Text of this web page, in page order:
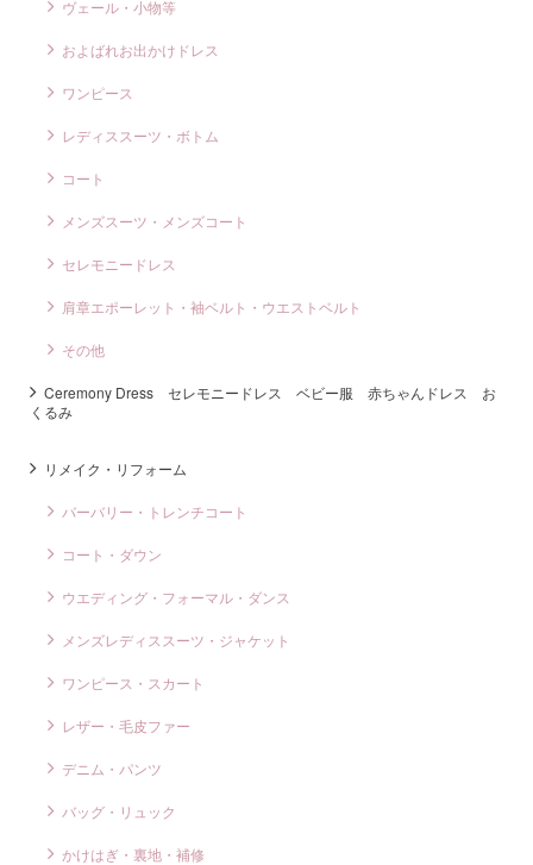
ヴェール・小物等
およばれお出かけドレス
ワンピース
レディススーツ・ボトム
コート
メンズスーツ・メンズコート
セレモニードレス
肩章エポーレット・袖ベルト・ウエストベルト
その他
Ceremony Dress セレモニードレス ベビー服 赤ちゃんドレス お
くるみ
リメイク・リフォーム
バーバリー・トレンチコート
コート・ダウン
ウエディング・フォーマル・ダンス
メンズレディススーツ・ジャケット
ワンピース・スカート
レザー・毛皮ファー
デニム・パンツ
バッグ・リュック
かけはぎ・裏地・補修